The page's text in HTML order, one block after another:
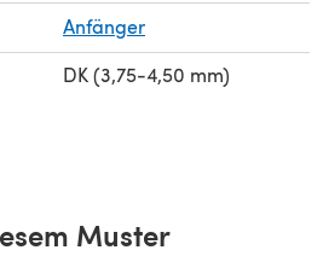
Anfänger
DK (3,75-4,50 mm)
Muster